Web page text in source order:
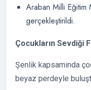
Araban Milli Eğitim
gerçekleştirildi.
Çocukların Sevdiği
Şenlik kapsamında
beyaz perdeyle